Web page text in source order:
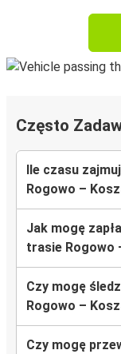
Często
Ile czasu
Rogowo –
Jak mogę
trasie Rogowo
Czy mogę
Rogowo –
Czy mogę